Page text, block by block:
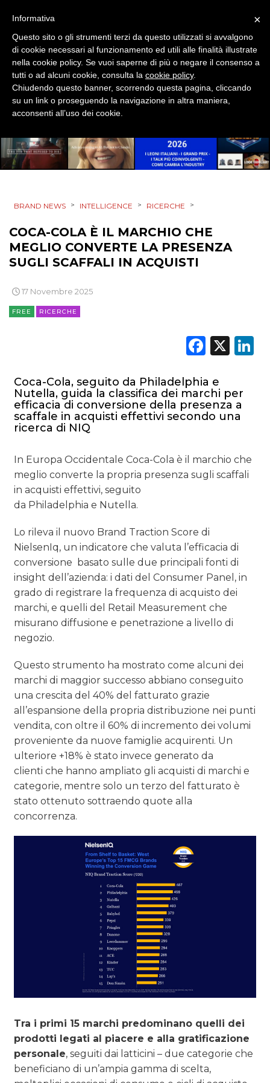
RICERCHE
PREVISIONI/SCENARI
NORMATIVE
TREND
CASE HISTORY
BRAND NEWS > INTELLIGENCE > RICERCHE >
COCA-COLA È IL MARCHIO CHE
MEGLIO CONVERTE LA PRESENZA
SUGLI SCAFFALI IN ACQUISTI
17 Novembre 2025
FREE RICERCHE
X
Coca-Cola, seguito da Philadelphia e
Nutella, guida la classifica dei marchi per
efficacia di conversione della presenza a
scaffale in acquisti effettivi secondo una
ricerca di NIQ
In Europa Occidentale Coca-Cola è il marchio che
meglio converte la propria presenza sugli scaffali
in acquisti effettivi, seguito
da Philadelphia e Nutella.
Lo rileva il nuovo Brand Traction Score di
NielsenIq, un indicatore che valuta l’efficacia di
conversione basato sulle due principali fonti di
insight dell’azienda: i dati del Consumer Panel, in
grado di registrare la frequenza di acquisto dei
marchi, e quelli del Retail Measurement che
misurano diffusione e penetrazione a livello di
negozio.
Questo strumento ha mostrato come alcuni dei
marchi di maggior successo abbiano conseguito
una crescita del 40% del fatturato grazie
all’espansione della propria distribuzione nei punti
vendita, con oltre il 60% di incremento dei volumi
proveniente da nuove famiglie acquirenti. Un
ulteriore +18% è stato invece generato da
clienti che hanno ampliato gli acquisti di marchi e
categorie, mentre solo un terzo del fatturato è
stato ottenuto sottraendo quote alla
concorrenza.
Tra i primi 15 marchi predominano quelli dei
prodotti legati al piacere e alla gratificazione
personale, seguiti dai latticini – due categorie che
beneficiano di un’ampia gamma di scelta,
×
Informativa
Questo sito o gli strumenti terzi da questo utilizzati si avvalgono
di cookie necessari al funzionamento ed utili alle finalità illustrate
nella cookie policy. Se vuoi saperne di più o negare il consenso a
tutti o ad alcuni cookie, consulta la cookie policy.
Chiudendo questo banner, scorrendo questa pagina, cliccando
su un link o proseguendo la navigazione in altra maniera,
acconsenti all’uso dei cookie.